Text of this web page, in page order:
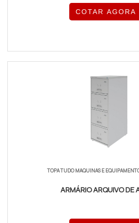
COTAR AGORA
TOPA TUDO MAQUINAS E
ARMÁRIO ARQUIVO DE